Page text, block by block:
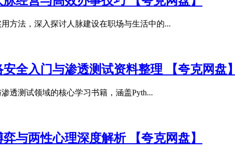
方法，深入探讨人脉建设在职场与生活中的...
全入门与渗透测试资料整理 【夸克网盘】
透测试领域的核心学习书籍，涵盖Pyth...
与两性心理深度解析 【夸克网盘】